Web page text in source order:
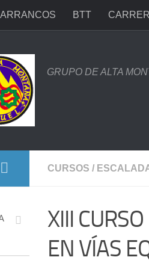
BTT
GRUPO DE ALTA
CURSOS /
XIII
EN VÍAS